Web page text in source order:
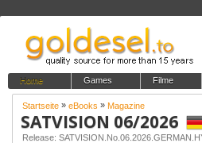
Home Games Filme
Startseite » eBooks » Magazine
SATVISION 06/2026
Release: